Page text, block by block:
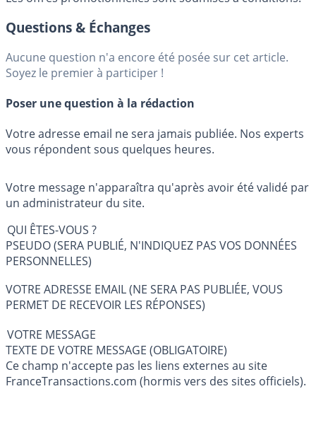
Questions & Échanges
Aucune question n'a encore été posée sur cet article.
Soyez le premier à participer !
Poser une question à la rédaction
Votre adresse email ne sera jamais publiée. Nos experts
vous répondent sous quelques heures.
Votre message n'apparaîtra qu'après avoir été validé par
un administrateur du site.
QUI ÊTES-VOUS ?
PSEUDO (SERA PUBLIÉ, N'INDIQUEZ PAS VOS DONNÉES
PERSONNELLES)
VOTRE ADRESSE EMAIL (NE SERA PAS PUBLIÉE, VOUS
PERMET DE RECEVOIR LES RÉPONSES)
VOTRE MESSAGE
TEXTE DE VOTRE MESSAGE (OBLIGATOIRE)
Ce champ n'accepte pas les liens externes au site
FranceTransactions.com (hormis vers des sites officiels).